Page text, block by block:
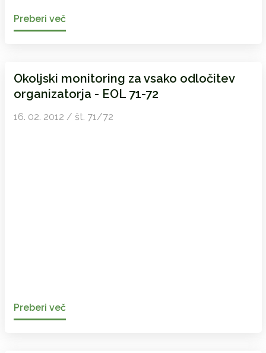
Preberi več
Okoljski monitoring za vsako odločitev
organizatorja - EOL 71-72
16. 02. 2012 / št. 71/72
Preberi več